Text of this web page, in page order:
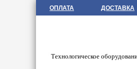
ОПЛАТА ДОСТАВКА
Технологическое